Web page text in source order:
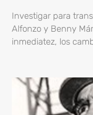
Investigar para
Alfonzo y Benny
inmediatez, los